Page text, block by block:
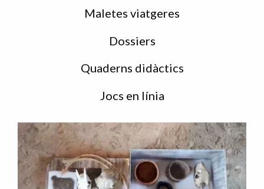
Maletes viatgeres
Dossiers
Quaderns didàctics
Jocs en línia